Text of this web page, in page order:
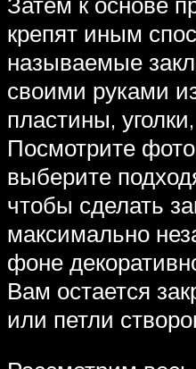
крепят иным
называемые
своими руками
пластины,
Посмотрите
выберите
чтобы сделать
максимально
фоне
Вам остается
или петли